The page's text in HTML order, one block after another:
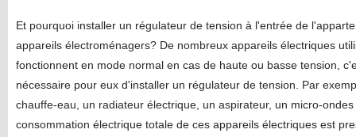
Et pourquoi installer un régulateur de tension à l'entrée de
appareils électroménagers? De nombreux appareils électriques
fonctionnent en mode normal en cas de haute ou basse tension,
nécessaire pour eux d'installer un régulateur de tension. Par
chauffe-eau, un radiateur électrique, un aspirateur, un micro-
consommation électrique totale de ces appareils électriques est